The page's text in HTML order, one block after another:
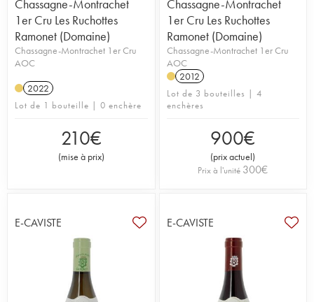
Chassagne-Montrachet
1er Cru Les Ruchottes
Ramonet (Domaine)
Chassagne-Montrachet 1er Cru
AOC
2022
Lot de 1 bouteille | 0 enchère
210€
(mise à prix)
Chassagne-Montrachet
1er Cru Les Ruchottes
Ramonet (Domaine)
Chassagne-Montrachet 1er Cru
AOC
2012
Lot de 3 bouteilles | 4
enchères
900€
(prix actuel)
Prix à l'unité 300€
E-CAVISTE E-CAVISTE